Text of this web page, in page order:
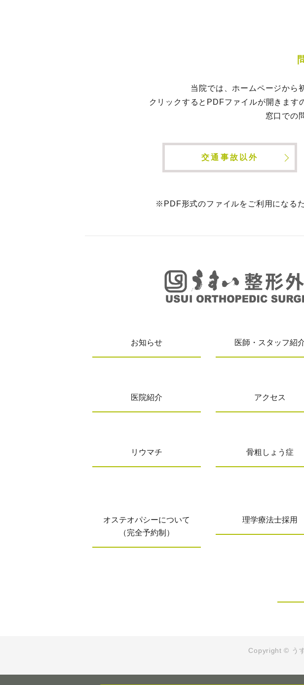
当院では、ホームページから
クリックするとPDFファイルが開きます
窓口での
交通事故以外
※PDF形式のファイルをご利用になるた
お知らせ 医師・スタッフ紹
医院紹介 アクセス
リウマチ 骨粗しょう症
オステオパシーについて
（完全予約制）
理学療法士採用
Copyright © う